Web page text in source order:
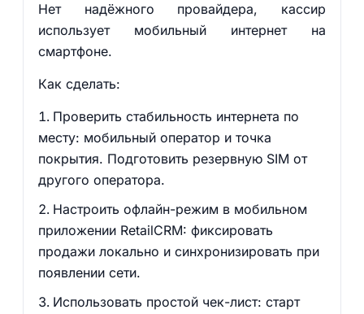
Нет надёжного провайдера, кассир
использует мобильный интернет на
смартфоне.
Как сделать:
Проверить стабильность интернета по
месту: мобильный оператор и точка
покрытия. Подготовить резервную SIM от
другого оператора.
Настроить офлайн-режим в мобильном
приложении RetailCRM: фиксировать
продажи локально и синхронизировать при
появлении сети.
Использовать простой чек-лист: старт